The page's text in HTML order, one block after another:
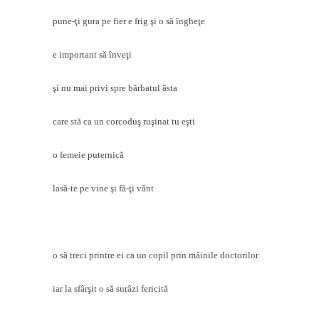
pune-ţi gura pe fier e frig şi o să îngheţe
e important să înveţi
şi nu mai privi spre bărbatul ăsta
care stă ca un corcoduş ruşinat tu eşti
o femeie puternică
lasă-te pe vine şi fă-ţi vânt
o să treci printre ei ca un copil prin mâinile doctorilor
iar la sfârşit o să surâzi fericită